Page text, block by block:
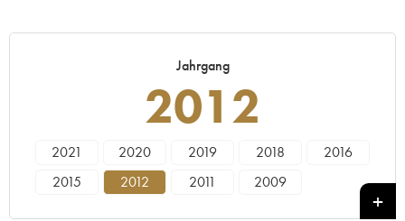
Jahrgang
2012
2021 2020 2019 2018
2016
2015
2012 2011 2009